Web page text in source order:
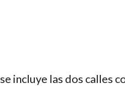
se incluye las dos calles